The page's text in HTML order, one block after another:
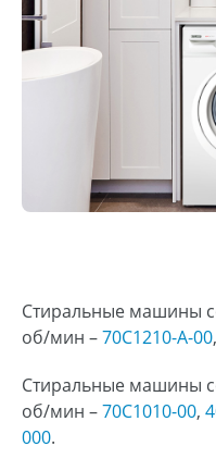
Стиральные машины
об/мин –70С1210-А-00,
Стиральные машины
об/мин –70С1010-00,
000.